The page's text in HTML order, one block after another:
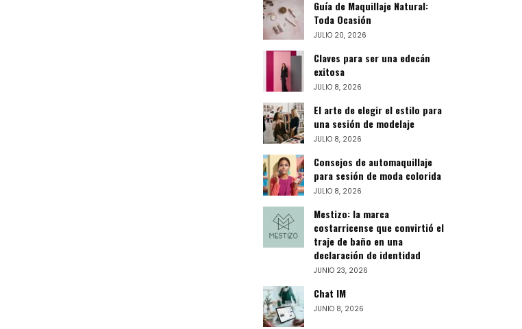
Guía de Maquillaje Natural:
Toda Ocasión
JULIO 20, 2026
Claves para ser una edecán
exitosa
JULIO 8, 2026
El arte de elegir el estilo para
una sesión de modelaje
JULIO 8, 2026
Consejos de automaquillaje
para sesión de moda colorida
JULIO 8, 2026
Mestizo: la marca
costarricense que convirtió el
traje de baño en una
declaración de identidad
JUNIO 23, 2026
Chat IM
JUNIO 8, 2026